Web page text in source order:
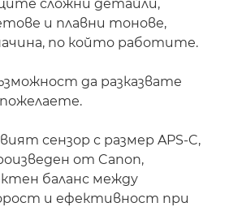
сложни детайли,
и плавни тонове,
по който работите.
да разказвате
сензор с размер APS-C,
от Canon,
баланс между
и ефективност при